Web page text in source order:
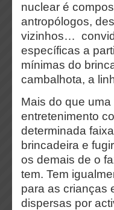
nuclear é
antropólogos,
vizinhos…
específicas a
mínimas do
cambalhota, a
Mais do que
entretenimento
determinada
brincadeira e
os demais de o
tem. Tem
para as crianças
dispersas por